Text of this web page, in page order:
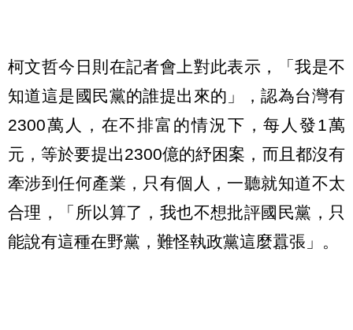
柯文哲今日則在記者會上對此表示，「我是不
知道這是國民黨的誰提出來的」，認為台灣有
2300萬人，在不排富的情況下，每人發1萬
元，等於要提出2300億的紓困案，而且都沒有
牽涉到任何產業，只有個人，一聽就知道不太
合理，「所以算了，我也不想批評國民黨，只
能說有這種在野黨，難怪執政黨這麼囂張」。